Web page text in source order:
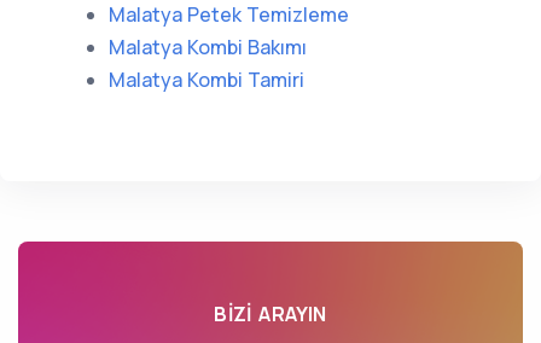
Malatya Petek Temizleme
Malatya Kombi Bakımı
Malatya Kombi Tamiri
BIZI ARAYIN